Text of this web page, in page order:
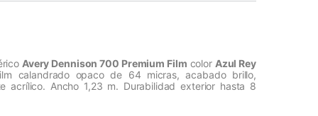
Avery Dennison 700 Premium Film color Azul Rey
calandrado opaco de 64 micras, acabado brillo,
acrílico. Ancho 1,23 m. Durabilidad exterior hasta 8